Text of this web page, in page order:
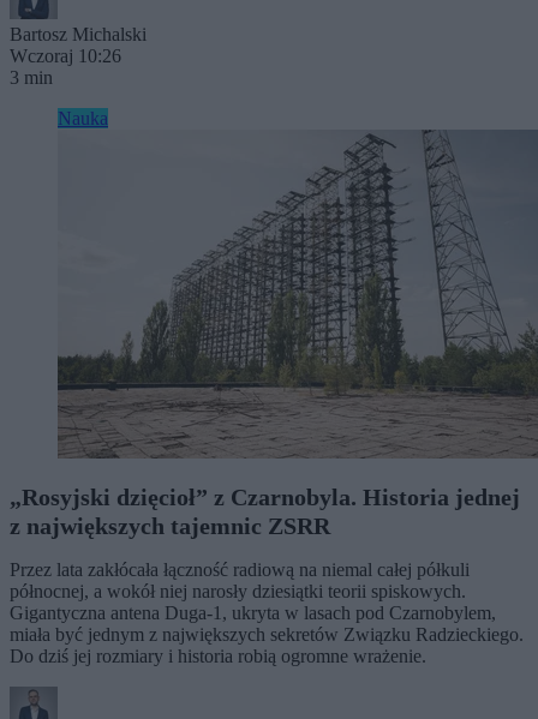
Bartosz Michalski
Wczoraj 10:26
3 min
Nauka
„Rosyjski dzięcioł” z Czarnobyla. Historia jednej
z największych tajemnic ZSRR
Przez lata zakłócała łączność radiową na niemal całej półkuli
północnej, a wokół niej narosły dziesiątki teorii spiskowych.
Gigantyczna antena Duga-1, ukryta w lasach pod Czarnobylem,
miała być jednym z największych sekretów Związku Radzieckiego.
Do dziś jej rozmiary i historia robią ogromne wrażenie.